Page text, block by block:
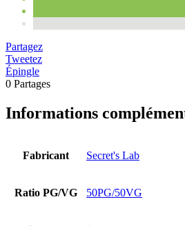
Partagez
Tweetez
Épingle
0 Partages
Informations
Fabricant Secret's Lab
Ratio PG/VG 50PG/50VG